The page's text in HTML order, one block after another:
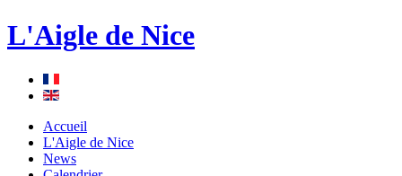
L'Aigle de Nice
Accueil
L'Aigle de Nice
News